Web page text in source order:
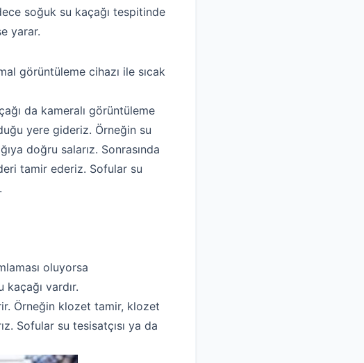
soğuk su kaçağı tespitinde
yarar.
görüntüleme cihazı ile sıcak
da kameralı görüntüleme
yere gideriz. Örneğin su
doğru salarız. Sonrasında
tamir ederiz. Sofular su
oluyorsa
vardır.
Örneğin klozet tamir, klozet
Sofular su tesisatçısı ya da